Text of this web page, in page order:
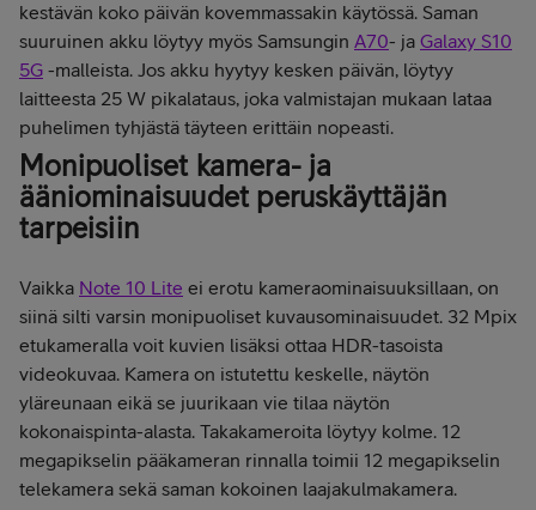
kestävän koko päivän kovemmassakin käytössä. Saman
suuruinen akku löytyy myös Samsungin A70- ja Galaxy S10
5G -malleista. Jos akku hyytyy kesken päivän, löytyy
laitteesta 25 W pikalataus, joka valmistajan mukaan lataa
puhelimen tyhjästä täyteen erittäin nopeasti.
Monipuoliset kamera- ja
ääniominaisuudet peruskäyttäjän
tarpeisiin
Vaikka Note 10 Lite ei erotu kameraominaisuuksillaan, on
siinä silti varsin monipuoliset kuvausominaisuudet. 32 Mpix
etukameralla voit kuvien lisäksi ottaa HDR-tasoista
videokuvaa. Kamera on istutettu keskelle, näytön
yläreunaan eikä se juurikaan vie tilaa näytön
kokonaispinta-alasta. Takakameroita löytyy kolme. 12
megapikselin pääkameran rinnalla toimii 12 megapikselin
telekamera sekä saman kokoinen laajakulmakamera.